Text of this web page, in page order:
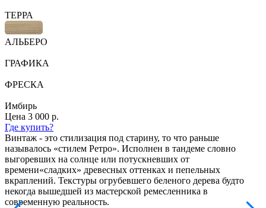
ТЕРРА
АЛЬБЕРО
ГРАФИКА
ФРЕСКА
Имбирь
Цена 3 000 р.
Где купить?
Винтаж - это стилизация под старину, то что раньше
называлось «стилем Ретро». Исполнен в тандеме словно
выгоревших на солнце или потускневших от
времени«сладких» древесных оттенках и пепельных
вкраплений. Текстуры огрубевшего беленого дерева будто
некогда вышедшей из мастерской ремесленника в
современную реальность.